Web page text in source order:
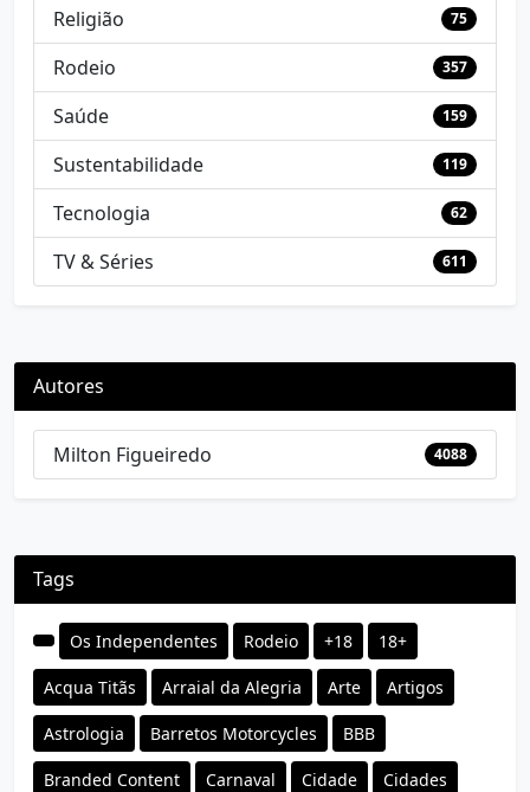
Religião 75
Rodeio 357
Saúde 159
Sustentabilidade 119
Tecnologia 62
TV & Séries 611
Autores
Milton Figueiredo 4088
Tags
Os Independentes Rodeio +18 18+
Acqua Titãs Arraial da Alegria Arte Artigos
Astrologia Barretos Motorcycles BBB
Branded Content Carnaval Cidade Cidades